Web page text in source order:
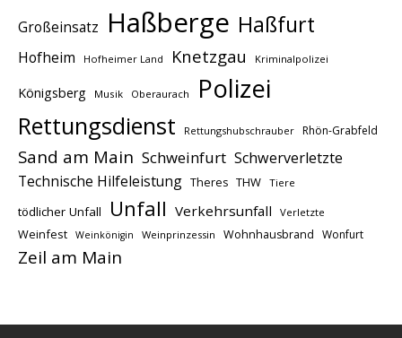
Großeinsatz Haßberge Haßfurt
Hofheim Hofheimer Land Knetzgau Kriminalpolizei
Königsberg Musik Oberaurach Polizei
Rettungsdienst Rettungshubschrauber Rhön-Grabfeld
Sand am Main Schweinfurt Schwerverletzte
Technische Hilfeleistung Theres THW Tiere
tödlicher Unfall Unfall Verkehrsunfall Verletzte
Weinfest Weinkönigin Weinprinzessin Wohnhausbrand Wonfurt
Zeil am Main